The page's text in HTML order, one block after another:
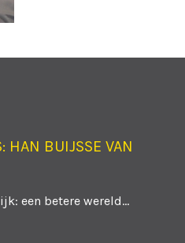
HAN BUIJSSE VAN
een betere wereld...